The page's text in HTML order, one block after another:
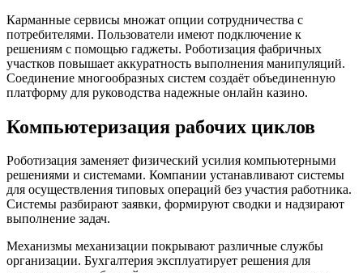
Карманные сервисы множат опции сотрудничества с
потребителями. Пользователи имеют подключение к
решениям с помощью гаджеты. Роботизация фабричных
участков повышает аккуратность выполнения манипуляций.
Соединение многообразных систем создаёт объединенную
платформу для руководства надежные онлайн казино.
Компьютеризация рабочих циклов
Роботизация заменяет физический усилия компьютерными
решениями и системами. Компании устанавливают системы
для осуществления типовых операций без участия работника.
Системы разбирают заявки, формируют сводки и надзирают
выполнение задач.
Механизмы механизации покрывают различные службы
организации. Бухгалтерия эксплуатирует решения для